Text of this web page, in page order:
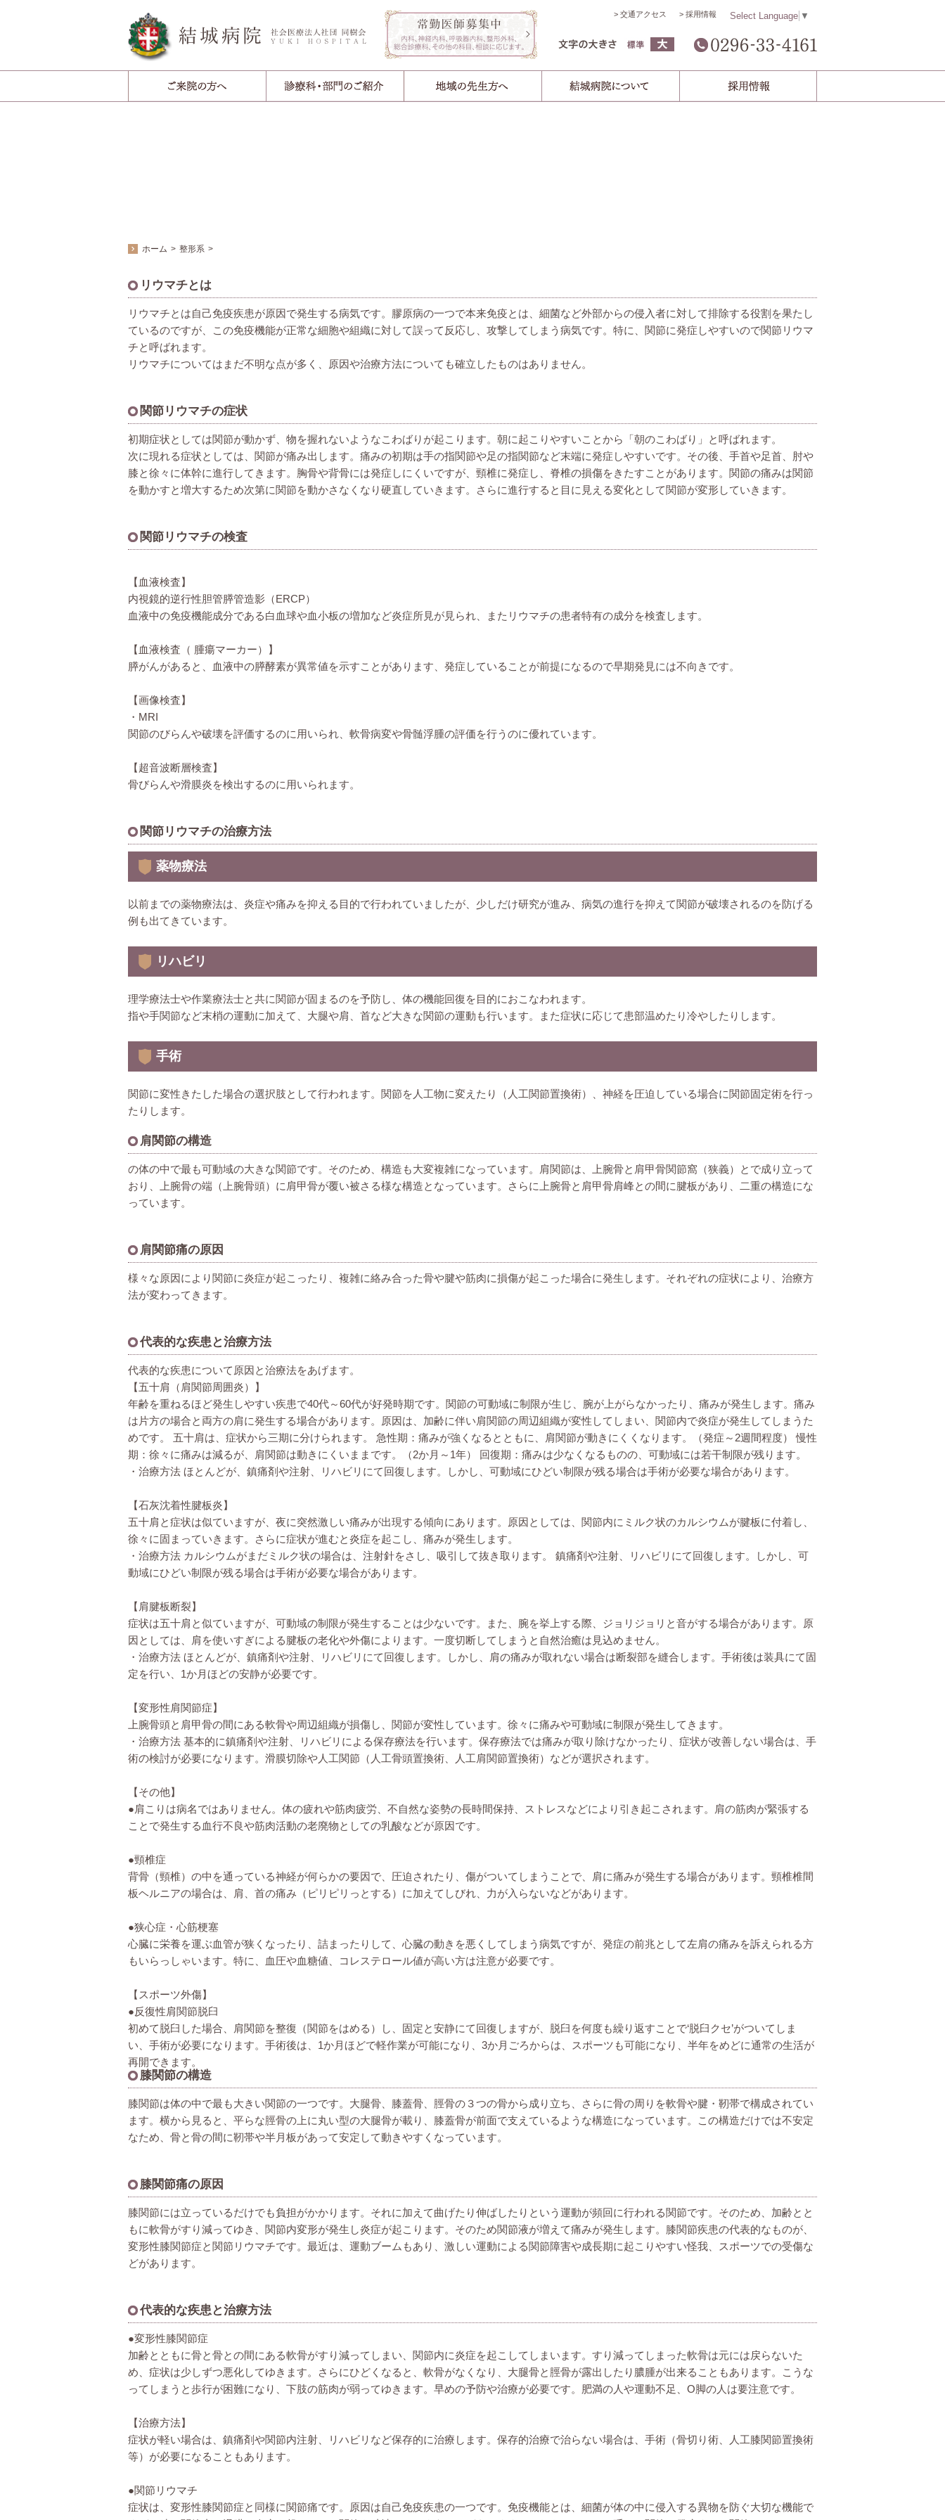
Select Language ▼
交通アクセス 採用情報
ホーム 整形系
リウマチとは
リウマチとは自己免疫疾患が原因で発生する病気です。膠原病の一つで本来免疫とは、細菌など外部からの侵入者に対して排除する役割を果たし
ているのですが、この免疫機能が正常な細胞や組織に対して誤って反応し、攻撃してしまう病気です。特に、関節に発症しやすいので関節リウマ
チと呼ばれます。
リウマチについてはまだ不明な点が多く、原因や治療方法についても確立したものはありません。
関節リウマチの症状
初期症状としては関節が動かず、物を握れないようなこわばりが起こります。朝に起こりやすいことから「朝のこわばり」と呼ばれます。
次に現れる症状としては、関節が痛み出します。痛みの初期は手の指関節や足の指関節など末端に発症しやすいです。その後、手首や足首、肘や
膝と徐々に体幹に進行してきます。胸骨や背骨には発症しにくいですが、頸椎に発症し、脊椎の損傷をきたすことがあります。関節の痛みは関節
を動かすと増大するため次第に関節を動かさなくなり硬直していきます。さらに進行すると目に見える変化として関節が変形していきます。
関節リウマチの検査
【血液検査】
内視鏡的逆行性胆管膵管造影（ERCP）
血液中の免疫機能成分である白血球や血小板の増加など炎症所見が見られ、またリウマチの患者特有の成分を検査します。
【血液検査（ 腫瘍マーカー）】
膵がんがあると、血液中の膵酵素が異常値を示すことがあります、発症していることが前提になるので早期発見には不向きです。
【画像検査】
・MRI
関節のびらんや破壊を評価するのに用いられ、軟骨病変や骨髄浮腫の評価を行うのに優れています。
【超音波断層検査】
骨びらんや滑膜炎を検出するのに用いられます。
関節リウマチの治療方法
薬物療法
以前までの薬物療法は、炎症や痛みを抑える目的で行われていましたが、少しだけ研究が進み、病気の進行を抑えて関節が破壊されるのを防げる
例も出てきています。
リハビリ
理学療法士や作業療法士と共に関節が固まるのを予防し、体の機能回復を目的におこなわれます。
指や手関節など末梢の運動に加えて、大腿や肩、首など大きな関節の運動も行います。また症状に応じて患部温めたり冷やしたりします。
手術
関節に変性きたした場合の選択肢として行われます。関節を人工物に変えたり（人工関節置換術）、神経を圧迫している場合に関節固定術を行っ
たりします。
肩関節の構造
の体の中で最も可動域の大きな関節です。そのため、構造も大変複雑になっています。肩関節は、上腕骨と肩甲骨関節窩（狭義）とで成り立って
おり、上腕骨の端（上腕骨頭）に肩甲骨が覆い被さる様な構造となっています。さらに上腕骨と肩甲骨肩峰との間に腱板があり、二重の構造にな
っています。
肩関節痛の原因
様々な原因により関節に炎症が起こったり、複雑に絡み合った骨や腱や筋肉に損傷が起こった場合に発生します。それぞれの症状により、治療方
法が変わってきます。
代表的な疾患と治療方法
代表的な疾患について原因と治療法をあげます。
【五十肩（肩関節周囲炎）】
年齢を重ねるほど発生しやすい疾患で40代～60代が好発時期です。関節の可動域に制限が生じ、腕が上がらなかったり、痛みが発生します。痛み
は片方の場合と両方の肩に発生する場合があります。原因は、加齢に伴い肩関節の周辺組織が変性してしまい、関節内で炎症が発生してしまうた
めです。 五十肩は、症状から三期に分けられます。 急性期：痛みが強くなるとともに、肩関節が動きにくくなります。（発症～2週間程度） 慢性
期：徐々に痛みは減るが、肩関節は動きにくいままです。（2か月～1年） 回復期：痛みは少なくなるものの、可動域には若干制限が残ります。
・治療方法 ほとんどが、鎮痛剤や注射、リハビリにて回復します。しかし、可動域にひどい制限が残る場合は手術が必要な場合があります。
【石灰沈着性腱板炎】
五十肩と症状は似ていますが、夜に突然激しい痛みが出現する傾向にあります。原因としては、関節内にミルク状のカルシウムが腱板に付着し、
徐々に固まっていきます。さらに症状が進むと炎症を起こし、痛みが発生します。
・治療方法 カルシウムがまだミルク状の場合は、注射針をさし、吸引して抜き取ります。 鎮痛剤や注射、リハビリにて回復します。しかし、可
動域にひどい制限が残る場合は手術が必要な場合があります。
【肩腱板断裂】
症状は五十肩と似ていますが、可動域の制限が発生することは少ないです。また、腕を挙上する際、ジョリジョリと音がする場合があります。原
因としては、肩を使いすぎによる腱板の老化や外傷によります。一度切断してしまうと自然治癒は見込めません。
・治療方法 ほとんどが、鎮痛剤や注射、リハビリにて回復します。しかし、肩の痛みが取れない場合は断裂部を縫合します。手術後は装具にて固
定を行い、1か月ほどの安静が必要です。
【変形性肩関節症】
上腕骨頭と肩甲骨の間にある軟骨や周辺組織が損傷し、関節が変性しています。徐々に痛みや可動域に制限が発生してきます。
・治療方法 基本的に鎮痛剤や注射、リハビリによる保存療法を行います。保存療法では痛みが取り除けなかったり、症状が改善しない場合は、手
術の検討が必要になります。滑膜切除や人工関節（人工骨頭置換術、人工肩関節置換術）などが選択されます。
【その他】
●肩こりは病名ではありません。体の疲れや筋肉疲労、不自然な姿勢の長時間保持、ストレスなどにより引き起こされます。肩の筋肉が緊張する
ことで発生する血行不良や筋肉活動の老廃物としての乳酸などが原因です。
●頸椎症
背骨（頸椎）の中を通っている神経が何らかの要因で、圧迫されたり、傷がついてしまうことで、肩に痛みが発生する場合があります。頸椎椎間
板ヘルニアの場合は、肩、首の痛み（ピリピリっとする）に加えてしびれ、力が入らないなどがあります。
●狭心症・心筋梗塞
心臓に栄養を運ぶ血管が狭くなったり、詰まったりして、心臓の動きを悪くしてしまう病気ですが、発症の前兆として左肩の痛みを訴えられる方
もいらっしゃいます。特に、血圧や血糖値、コレステロール値が高い方は注意が必要です。
【スポーツ外傷】
●反復性肩関節脱臼
初めて脱臼した場合、肩関節を整復（関節をはめる）し、固定と安静にて回復しますが、脱臼を何度も繰り返すことで‘脱臼クセ’がついてしま
い、手術が必要になります。手術後は、1か月ほどで軽作業が可能になり、3か月ごろからは、スポーツも可能になり、半年をめどに通常の生活が
再開できます。
膝関節の構造
膝関節は体の中で最も大きい関節の一つです。大腿骨、膝蓋骨、脛骨の３つの骨から成り立ち、さらに骨の周りを軟骨や腱・靭帯で構成されてい
ます。横から見ると、平らな脛骨の上に丸い型の大腿骨が載り、膝蓋骨が前面で支えているような構造になっています。この構造だけでは不安定
なため、骨と骨の間に靭帯や半月板があって安定して動きやすくなっています。
膝関節痛の原因
膝関節には立っているだけでも負担がかかります。それに加えて曲げたり伸ばしたりという運動が頻回に行われる関節です。そのため、加齢とと
もに軟骨がすり減ってゆき、関節内変形が発生し炎症が起こります。そのため関節液が増えて痛みが発生します。膝関節疾患の代表的なものが、
変形性膝関節症と関節リウマチです。最近は、運動ブームもあり、激しい運動による関節障害や成長期に起こりやすい怪我、スポーツでの受傷な
どがあります。
代表的な疾患と治療方法
●変形性膝関節症
加齢とともに骨と骨との間にある軟骨がすり減ってしまい、関節内に炎症を起こしてしまいます。すり減ってしまった軟骨は元には戻らないた
め、症状は少しずつ悪化してゆきます。さらにひどくなると、軟骨がなくなり、大腿骨と脛骨が露出したり膿腫が出来ることもあります。こうな
ってしまうと歩行が困難になり、下肢の筋肉が弱ってゆきます。早めの予防や治療が必要です。肥満の人や運動不足、O脚の人は要注意です。
【治療方法】
症状が軽い場合は、鎮痛剤や関節内注射、リハビリなど保存的に治療します。保存的治療で治らない場合は、手術（骨切り術、人工膝関節置換術
等）が必要になることもあります。
●関節リウマチ
症状は、変形性膝関節症と同様に関節痛です。原因は自己免疫疾患の一つです。免疫機能とは、細菌が体の中に侵入する異物を防ぐ大切な機能で